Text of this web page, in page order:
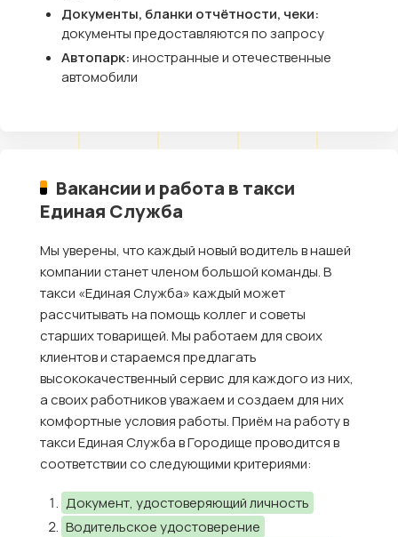
Документы, бланки отчётности, чеки:
документы предоставляются по запросу
Автопарк:иностранные и отечественные
автомобили
Вакансии и работа в такси
Единая Служба
Мы уверены, что каждый новый водитель в нашей
компании станет членом большой команды. В
такси «Единая Служба» каждый может
рассчитывать на помощь коллег и советы
старших товарищей. Мы работаем для своих
клиентов и стараемся предлагать
высококачественный сервис для каждого из них,
а своих работников уважаем и создаем для них
комфортные условия работы. Приём на работу в
такси Единая Служба в Городище проводится в
соответствии со следующими критериями:
Документ, удостоверяющий личность
Водительское удостоверение